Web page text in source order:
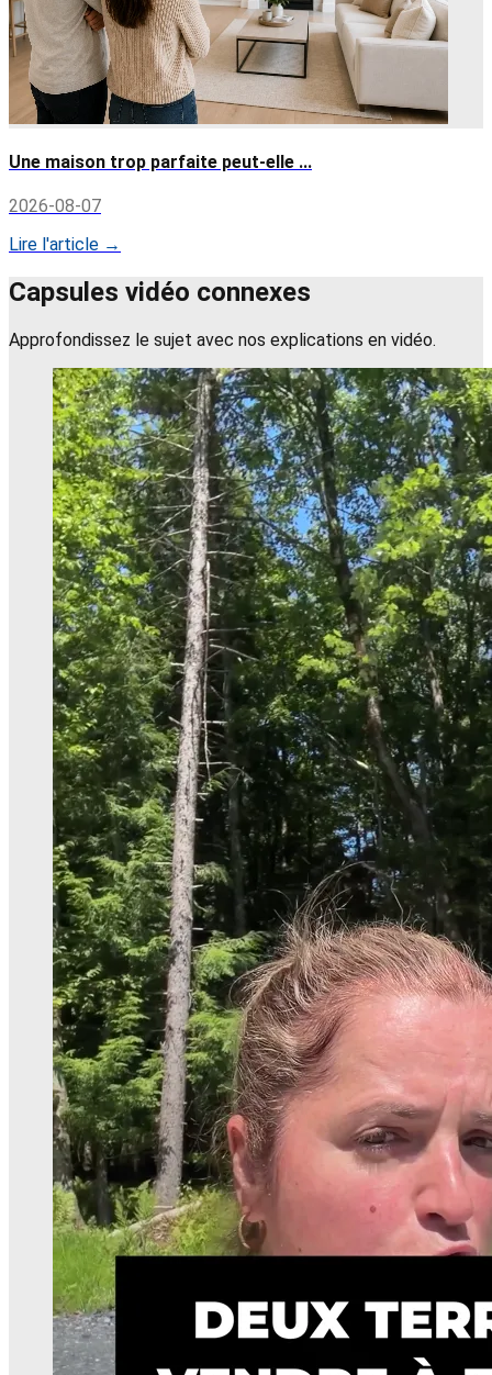
Une maison trop parfaite peut-elle ...
2026-08-07
Lire l'article →
Capsules vidéo connexes
Approfondissez le sujet avec nos explications en vidéo.